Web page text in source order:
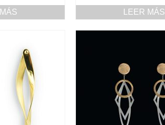
LEER MÁS